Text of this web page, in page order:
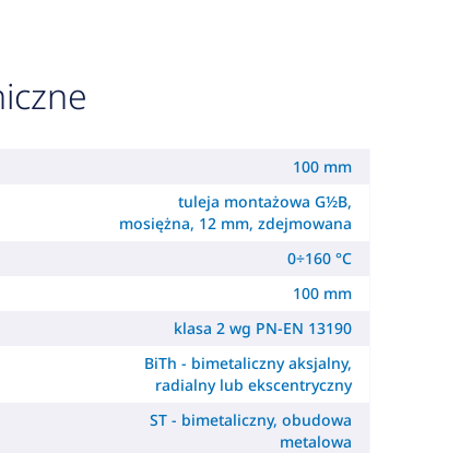
100 mm
tuleja montażowa G½B,
mosiężna, 12 mm, zdejmowana
0÷160 °C
100 mm
klasa 2 wg PN-EN 13190
BiTh - bimetaliczny aksjalny,
radialny lub ekscentryczny
ST - bimetaliczny, obudowa
metalowa